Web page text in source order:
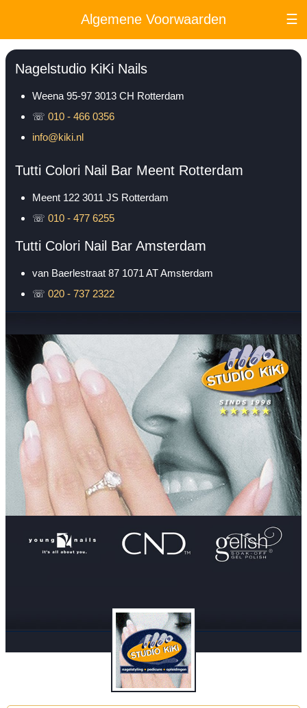
Algemene Voorwaarden ☰
Nagelstudio KiKi Nails
Weena 95-97 3013 CH Rotterdam
☏010 - 466 0356
info@kiki.nl
Tutti Colori Nail Bar Meent Rotterdam
Meent 122 3011 JS Rotterdam
☏010 - 477 6255
Tutti Colori Nail Bar Amsterdam
van Baerlestraat 87 1071 ATAmsterdam
☏020 - 737 2322